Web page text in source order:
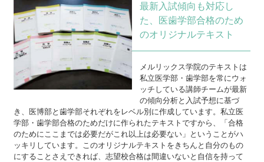
最新入試傾向も対応し
た、医歯学部合格のため
のオリジナルテキスト
メルリックス学院のテキストは
私立医学部・歯学部を常にウォ
ッチしている講師チームが最新
の傾向分析と入試予想に基づ
き、医博部と歯学部それぞれをレベル別に作成しています。私立医
学部・歯学部合格のためだけに作られたテキストですから、「合格
のためにここまでは必要だがこれ以上は必要ない」ということがハ
ッキリしています。このオリジナルテキストをきちんと自分のもの
にすることさえできれば、志望校合格は間違いないと自信を持って